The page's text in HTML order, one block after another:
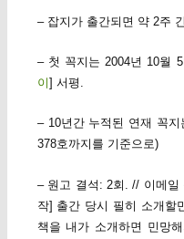
– 잡지가 출간되면 약 2주
– 첫 꼭지는 2004년 10월
이] 서평.
– 10년간 누적된 연재 꼭
378호까지를 기준으로)
– 원고 결석: 2회. // 이메
작] 출간 당시 필히 소개할
책을 내가 소개하면 민망